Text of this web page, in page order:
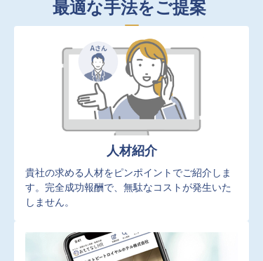
最適な手法をご提案
人材紹介
貴社の求める人材をピンポイントでご紹介しま
す。完全成功報酬で、無駄なコストが発生いた
しません。